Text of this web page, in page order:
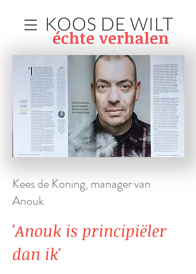
Kees de Koning, manager van
Anouk
'Anouk is principiëler
dan ik'